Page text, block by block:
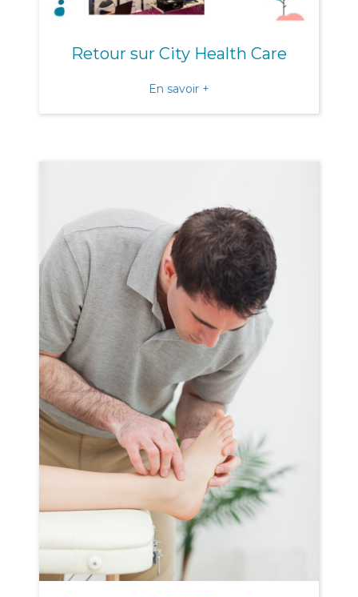
Retour sur City Health Care
En savoir +